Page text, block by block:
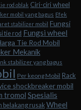
rod oblak Ciri-ciri wheel
mobil yang bagus Efek
stabilizer mobil Fungsi
tie rod Fungsi wheel
Tie Rod Mobil
Mekanik
stabilizer yang bagus
Per keong Mobil Rack
shockbreaker mobil
tromol Spesialis
belakang rusak Wheel